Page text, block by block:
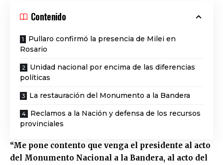
Contenido
Pullaro confirmó la presencia de Milei en
Rosario
Unidad nacional por encima de las diferencias
políticas
La restauración del Monumento a la Bandera
Reclamos a la Nación y defensa de los recursos
provinciales
“Me pone contento que venga el presidente al acto
del Monumento Nacional a la Bandera, al acto del